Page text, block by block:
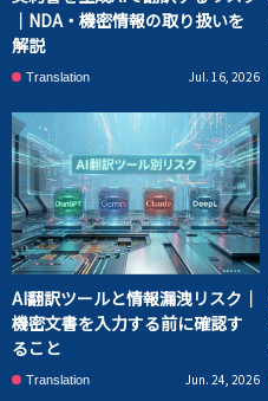
｜NDA・機密情報の取り扱いを
解説
Translation Jul. 16, 2026
AI翻訳ツールと情報漏洩リスク｜
機密文書を入力する前に確認す
ること
Translation Jun. 24, 2026